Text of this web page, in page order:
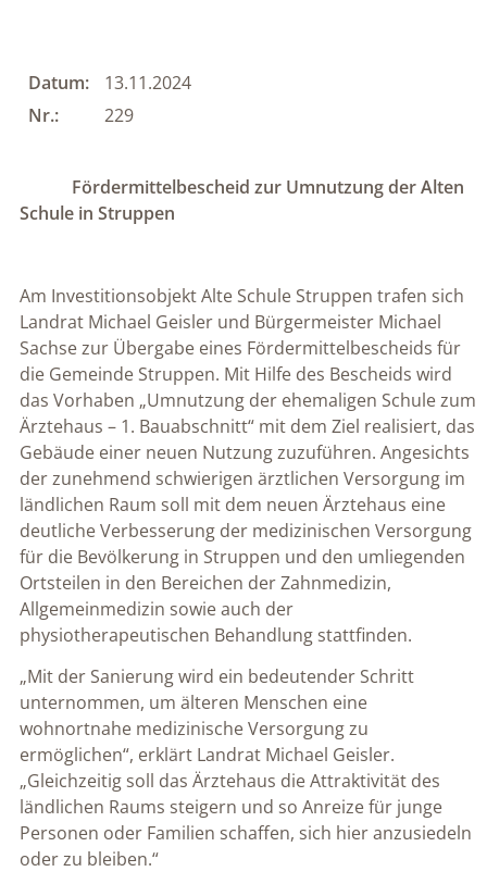
Datum:
13.11.2024
Nr.:
229
Fördermittelbescheid zur Umnutzung der Alten
Schule in Struppen
Am Investitionsobjekt Alte Schule Struppen trafen sich
Landrat Michael Geisler und Bürgermeister Michael
Sachse zur Übergabe eines Fördermittelbescheids für
die Gemeinde Struppen. Mit Hilfe des Bescheids wird
das Vorhaben „Umnutzung der ehemaligen Schule zum
Ärztehaus – 1. Bauabschnitt“ mit dem Ziel realisiert, das
Gebäude einer neuen Nutzung zuzuführen. Angesichts
der zunehmend schwierigen ärztlichen Versorgung im
ländlichen Raum soll mit dem neuen Ärztehaus eine
deutliche Verbesserung der medizinischen Versorgung
für die Bevölkerung in Struppen und den umliegenden
Ortsteilen in den Bereichen der Zahnmedizin,
Allgemeinmedizin sowie auch der
physiotherapeutischen Behandlung stattfinden.
„Mit der Sanierung wird ein bedeutender Schritt
unternommen, um älteren Menschen eine
wohnortnahe medizinische Versorgung zu
ermöglichen“, erklärt Landrat Michael Geisler.
„Gleichzeitig soll das Ärztehaus die Attraktivität des
ländlichen Raums steigern und so Anreize für junge
Personen oder Familien schaffen, sich hier anzusiedeln
oder zu bleiben.“